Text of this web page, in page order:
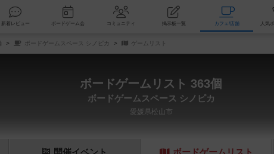
検索 新着レビュー ボードゲーム会 コミュニティ 掲示板一覧 カ
ボードゲームスペース シノピカ ゲームリスト
ボードゲームリスト 363個
ボードゲームスペース シノピカ
愛媛県松山市